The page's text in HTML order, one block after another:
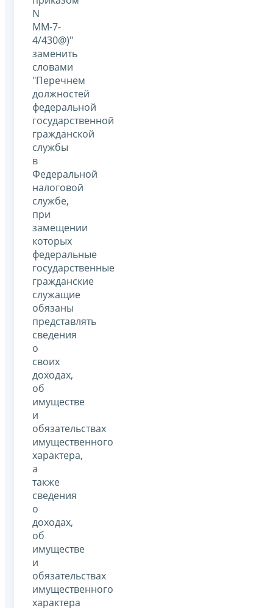
N
ММ-7-
4/430@)"
заменить
словами
"Перечнем
должностей
федеральной
государственной
гражданской
службы
в
Федеральной
налоговой
службе,
при
замещении
которых
федеральные
государственные
гражданские
служащие
обязаны
представлять
сведения
о
своих
доходах,
об
имуществе
и
обязательствах
имущественного
характера,
а
также
сведения
о
доходах,
об
имуществе
и
обязательствах
имущественного
характера